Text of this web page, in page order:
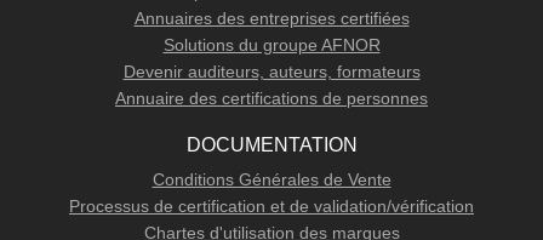
Annuaires des entreprises certifiées
Solutions du groupe AFNOR
Devenir auditeurs, auteurs, formateurs
Annuaire des certifications de personnes
DOCUMENTATION
Conditions Générales de Vente
Processus de certification et de validation/vérification
Chartes d'utilisation des marques